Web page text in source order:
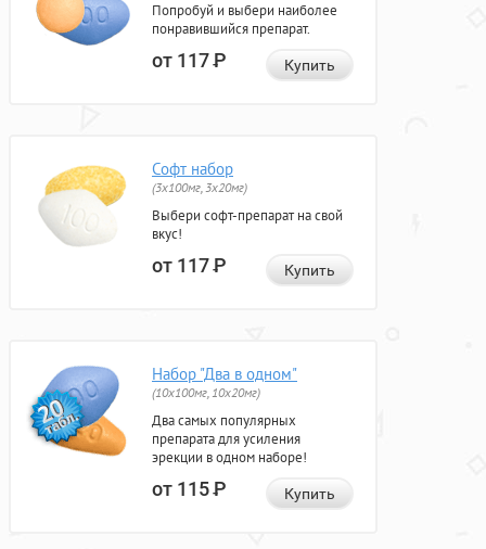
Попробуй и выбери наиболее
понравившийся препарат.
от 117Р Купить
Софт набор
(3x100мг, 3x20мг)
Выбери софт-препарат на свой
вкус!
от 117Р Купить
Набор "Два в одном"
(10x100мг, 10x20мг)
Два самых популярных
препарата для усиления
эрекции в одном наборе!
от 115Р Купить